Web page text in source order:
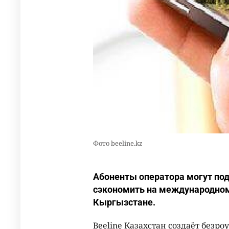
Фото beeline.kz
Абоненты оператора могут
сэкономить на
Кыргызстане.
Beeline Казахстан создаёт